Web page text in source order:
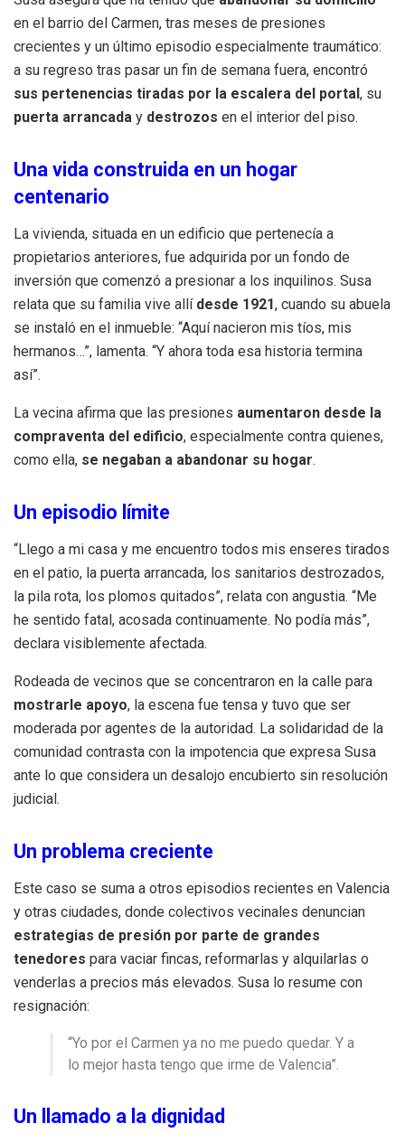
en el barrio del Carmen, tras meses de presiones
crecientes y un último episodio especialmente traumático:
a su regreso tras pasar un fin de semana fuera, encontró
sus pertenencias tiradas por la escalera del portal, su
puerta arrancada y destrozos en el interior del piso.
Una vida construida en un hogar
centenario
La vivienda, situada en un edificio que pertenecía a
propietarios anteriores, fue adquirida por un fondo de
inversión que comenzó a presionar a los inquilinos. Susa
relata que su familia vive allí desde 1921, cuando su abuela
se instaló en el inmueble: “Aquí nacieron mis tíos, mis
hermanos…”, lamenta. “Y ahora toda esa historia termina
así”.
La vecina afirma que las presiones aumentaron desde la
compraventa del edificio, especialmente contra quienes,
como ella, se negaban a abandonar su hogar.
Un episodio límite
“Llego a mi casa y me encuentro todos mis enseres tirados
en el patio, la puerta arrancada, los sanitarios destrozados,
la pila rota, los plomos quitados”, relata con angustia. “Me
he sentido fatal, acosada continuamente. No podía más”,
declara visiblemente afectada.
Rodeada de vecinos que se concentraron en la calle para
mostrarle apoyo, la escena fue tensa y tuvo que ser
moderada por agentes de la autoridad. La solidaridad de la
comunidad contrasta con la impotencia que expresa Susa
ante lo que considera un desalojo encubierto sin resolución
judicial.
Un problema creciente
Este caso se suma a otros episodios recientes en Valencia
y otras ciudades, donde colectivos vecinales denuncian
estrategias de presión por parte de grandes
tenedores para vaciar fincas, reformarlas y alquilarlas o
venderlas a precios más elevados. Susa lo resume con
resignación:
“Yo por el Carmen ya no me puedo quedar. Y a
lo mejor hasta tengo que irme de Valencia”.
Un llamado a la dignidad